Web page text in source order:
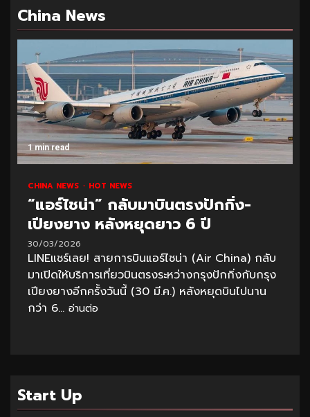
China News
1 min read
CHINA NEWS HOT NEWS
“แอร์ไชน่า” กลับมาบินตรงปักกิ่ง-
เปียงยาง หลังหยุดยาว 6 ปี
30/03/2026
LINEแชร์เลย! สายการบินแอร์ไชน่า (Air China) กลับ
มาเปิดให้บริการเที่ยวบินตรงระหว่างกรุงปักกิ่งกับกรุง
เปียงยางอีกครั้งวันนี้ (30 มี.ค.) หลังหยุดบินไปนาน
กว่า 6... อ่านต่อ
Start Up